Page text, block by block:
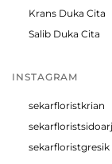
Krans Duka Cita
Salib Duka Cita
INSTAGRAM
sekarfloristkrian
sekarfloristgresik